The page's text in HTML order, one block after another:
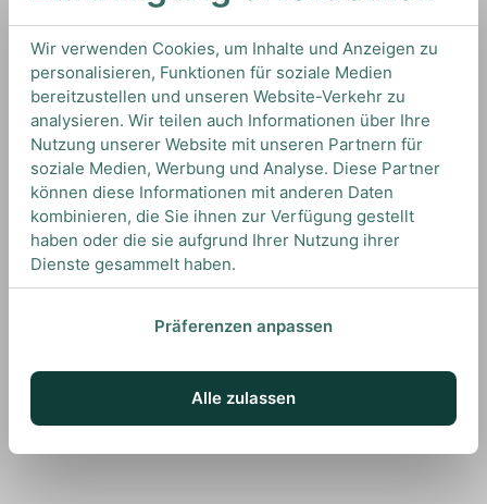
Wir verwenden Cookies, um Inhalte und Anzeigen zu
personalisieren, Funktionen für soziale Medien
bereitzustellen und unseren Website-Verkehr zu
analysieren. Wir teilen auch Informationen über Ihre
Nutzung unserer Website mit unseren Partnern für
soziale Medien, Werbung und Analyse. Diese Partner
können diese Informationen mit anderen Daten
kombinieren, die Sie ihnen zur Verfügung gestellt
haben oder die sie aufgrund Ihrer Nutzung ihrer
Dienste gesammelt haben.
Präferenzen anpassen
Alle zulassen